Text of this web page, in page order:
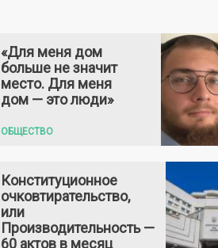
«Для меня дом
больше не значит
место. Для меня
дом — это люди»
ОБЩЕСТВО
Конституционное
очковтирательство,
или
Производительность —
60 актов в месяц